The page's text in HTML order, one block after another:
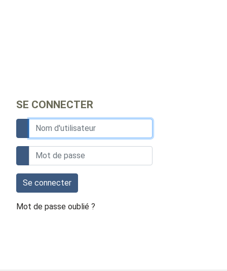
SE CONNECTER
Se connecter
Mot de passe oublié ?